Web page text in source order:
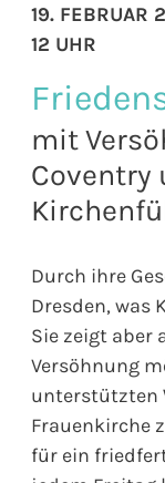
mit
Coventry
Durch ihre
Dresden, was
Sie zeigt aber
Versöhnung
unterstützten
Frauenkirche
für ein
19. FEBRUAR
12 UHR